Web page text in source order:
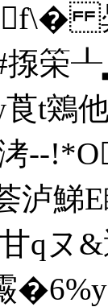
筞
t鶟
--
泸鮷
qヌ&